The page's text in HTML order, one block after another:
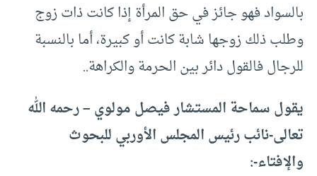
بالسواد فهو جائز في حق المرأة إذا كانت ذات زوج
وطلب ذلك زوجها شابة كانت أو كبيرة، أما بالنسبة
للرجال فالقول دائر بين الحرمة والكراهة..
يقول سماحة المستشار فيصل مولوي – رحمه الله
تعالى-نائب رئيس المجلس الأوربي للبحوث
والإفتاء-: